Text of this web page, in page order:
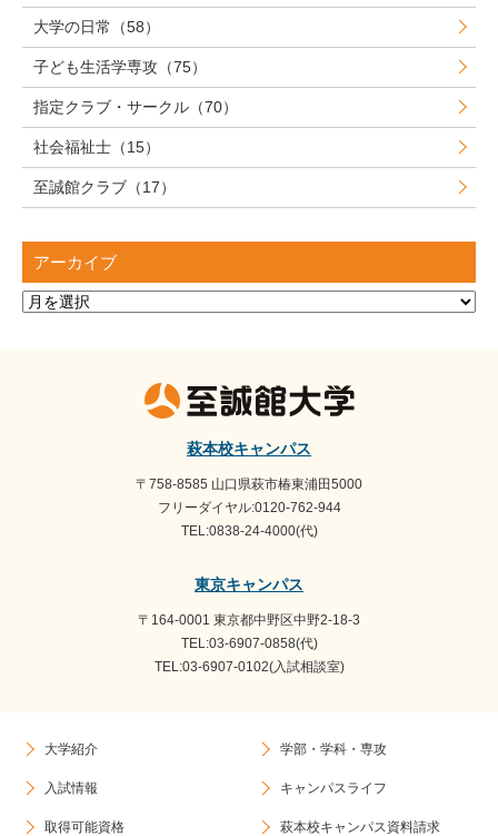
大学の日常（58）
子ども生活学専攻（75）
指定クラブ・サークル（70）
社会福祉士（15）
至誠館クラブ（17）
アーカイブ
ア
萩本校キャンパス
〒758-8585 山口県萩市椿東浦田5000
フリーダイヤル:0120-762-944
TEL:0838-24-4000(代)
東京キャンパス
〒164-0001 東京都中野区中野2-18-3
TEL:03-6907-0858(代)
TEL:03-6907-0102(入試相談室)
大学紹介 学部・学科・専攻
入試情報 キャンパスライフ
取得可能資格 萩本校キャンパス資料請求